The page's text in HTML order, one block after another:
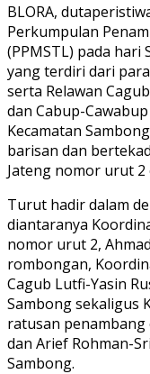
BLORA,
Perkumpulan
(PPMSTL) pada hari
yang terdiri dari
serta Relawan
dan Cabup-
Kecamatan
barisan dan
Jateng nomor urut
Turut hadir dalam
diantaranya
nomor urut 2,
rombongan,
Cagub Lutfi-Yasin
Sambong sekaligus
ratusan penambang
dan Arief Rohman-
Sambong.